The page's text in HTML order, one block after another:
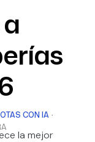
CON IA ·
la mejor